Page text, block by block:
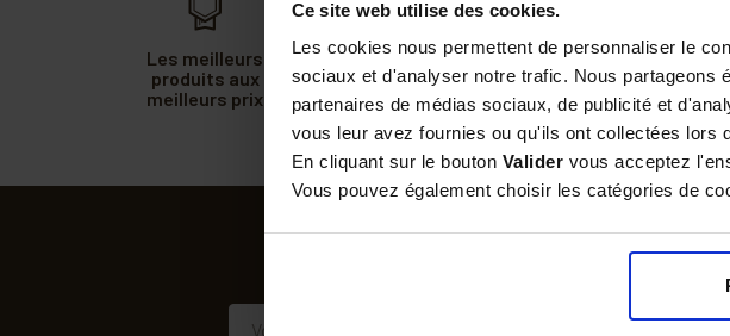
Ce site web utilise des cookies.
Les cookies nous permettent de personnaliser le
sociaux et d'analyser notre trafic. Nous partageons
partenaires de médias sociaux, de publicité et
vous leur avez fournies ou qu'ils ont collectées lors
En cliquant sur le bouton Valider vous acceptez
Vous pouvez également choisir les catégories de
Les meilleurs
produits aux
meilleurs prix
30 jours pour
changer d'avis,
satisfait ou
remboursé
Des
vous
au 04 90 06
SUIVEZ-NOUS